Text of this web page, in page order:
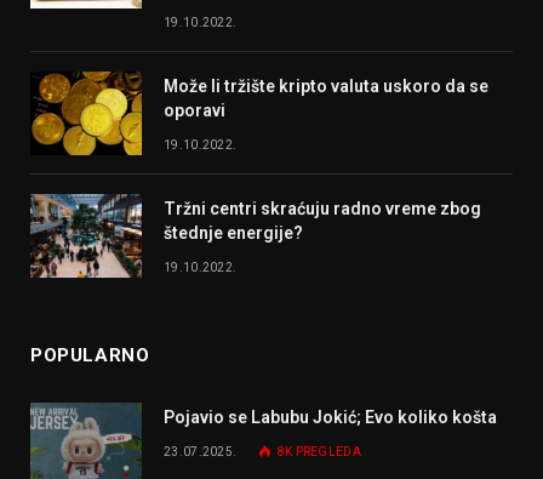
19.10.2022.
Može li tržište kripto valuta uskoro da se
oporavi
19.10.2022.
Tržni centri skraćuju radno vreme zbog
štednje energije?
19.10.2022.
POPULARNO
Pojavio se Labubu Jokić; Evo koliko košta
23.07.2025. 8K PREGLEDA